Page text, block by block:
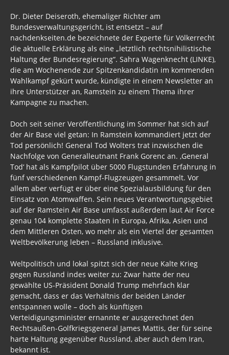
Dr. Dieter Deiseroth, ehemaliger Richter am
Bundesverwaltungsgericht, ist entsetzt – auf
nachdenkseiten.de bezeichnete der Experte für Völkerrecht
die aktuelle Erklärung als eine „letztlich rechtsnihilistische
Haltung der Bundesregierung“. Sahra Wagenknecht (LINKE),
die am Wochenende zur Spitzenkandidatin im kommenden
Wahlkampf gekürt wurde, kündigte in einem Newsletter an
ihre Unterstützer an, Ramstein zu einem Thema ihrer
Kampagne zu machen.
Doch seit seiner Veröffentlichung im Sommer hat sich auf
der Air Base viel getan: In Ramstein kommandiert jetzt der
Tod persönlich! General Tod Wolters trat inzwischen die
Nachfolge von Generalleutnant Frank Gorenc an. ‚General
Tod‘ hat als Kampfpilot über 5000 Flugstunden Erfahrung in
fünf verschiedenen Kampf-Flugzeugen gesammelt. Vor
allem aber verfügt er über eine Spezialausbildung für den
Einsatz von Atomwaffen. Sein neues Verantwortungsgebiet
auf der Ramstein Air Base umfasst außerdem laut Air Force
genau 104 komplette Staaten in Europa, Afrika, Asien und
dem Mittleren Osten, wo mehr als ein Viertel der gesamten
Weltbevölkerung leben – Russland inklusive.
Weltpolitisch und lokal spitzt sich der neue Kalte Krieg
gegen Russland indes weiter zu: Zwar hatte der neu
gewählte US-Präsident Donald Trump mehrfach klar
gemacht, dass er das Verhältnis der beiden Länder
entspannen wolle – doch als künftigen
Verteidigungsminister ernannte er ausgerechnet den
Rechtsaußen-Golfkriegsgeneral James Mattis, der für seine
harte Haltung gegenüber Russland, aber auch dem Iran,
bekannt ist.